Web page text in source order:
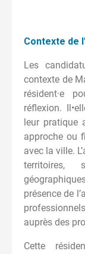
Contexte de
Les
contexte de
résident·e
réflexion.
leur pratique
approche ou
avec la ville.
territoires,
présence de
auprès des
Cette